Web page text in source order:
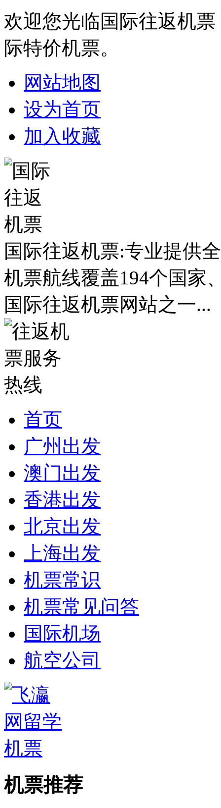
欢迎您光临国际往返机
际特价机票。
网站地图
设为首页
加入收藏
国际往返机票:专业提供
机票航线覆盖194个国家
国际往返机票网站之一...
首页
广州出发
澳门出发
香港出发
北京出发
上海出发
机票常识
机票常见问答
国际机场
航空公司
机票推荐